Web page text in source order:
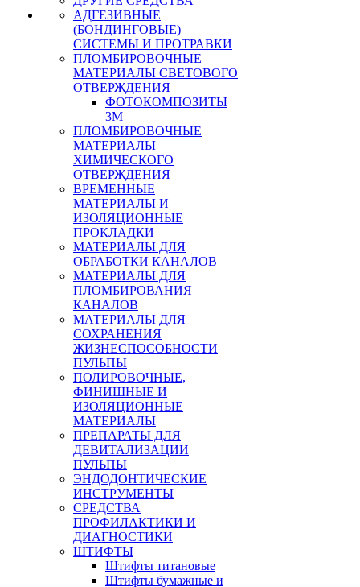
АДГЕЗИВНЫЕ
(БОНДИНГОВЫЕ)
СИСТЕМЫ И ПРОТРАВКИ
ПЛОМБИРОВОЧНЫЕ
МАТЕРИАЛЫ СВЕТОВОГО
ОТВЕРЖДЕНИЯ
ФОТОКОМПОЗИТЫ
3М
ПЛОМБИРОВОЧНЫЕ
МАТЕРИАЛЫ
ХИМИЧЕСКОГО
ОТВЕРЖДЕНИЯ
ВРЕМЕННЫЕ
МАТЕРИАЛЫ И
ИЗОЛЯЦИОННЫЕ
ПРОКЛАДКИ
МАТЕРИАЛЫ ДЛЯ
ОБРАБОТКИ КАНАЛОВ
МАТЕРИАЛЫ ДЛЯ
ПЛОМБИРОВАНИЯ
КАНАЛОВ
МАТЕРИАЛЫ ДЛЯ
СОХРАНЕНИЯ
ЖИЗНЕСПОСОБНОСТИ
ПУЛЬПЫ
ПОЛИРОВОЧНЫЕ,
ФИНИШНЫЕ И
ИЗОЛЯЦИОННЫЕ
МАТЕРИАЛЫ
ПРЕПАРАТЫ ДЛЯ
ДЕВИТАЛИЗАЦИИ
ПУЛЬПЫ
ЭНДОДОНТИЧЕСКИЕ
ИНСТРУМЕНТЫ
СРЕДСТВА
ПРОФИЛАКТИКИ И
ДИАГНОСТИКИ
ШТИФТЫ
Штифты титановые
Штифты бумажные и